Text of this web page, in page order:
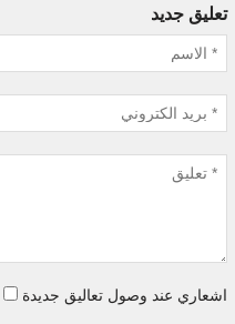
تعليق جديد
اشعاري عند وصول تعاليق جديدة